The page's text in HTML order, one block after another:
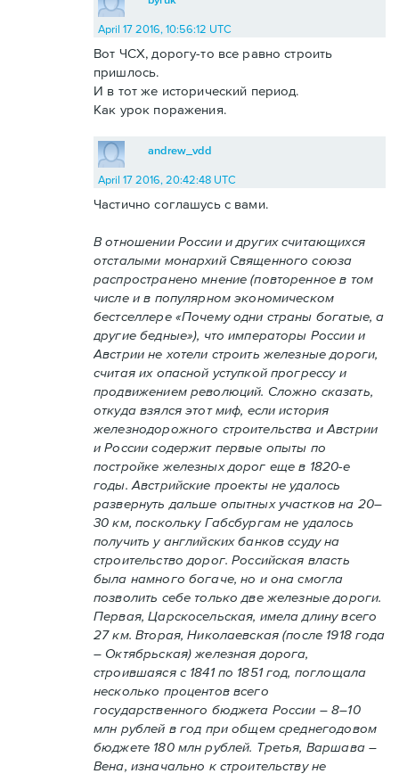
April 17 2016, 10:56:12 UTC
Вот ЧСХ, дорогу-то все равно строить
пришлось.
И в тот же исторический период.
Как урок поражения.
andrew_vdd
April 17 2016, 20:42:48 UTC
Частично соглашусь с вами.
В отношении России и других считающихся
отсталыми монархий Священного союза
распространено мнение (повторенное в том
числе и в популярном экономическом
бестселлере «Почему одни страны богатые, а
другие бедные»), что императоры России и
Австрии не хотели строить железные дороги,
считая их опасной уступкой прогрессу и
продвижением революций. Сложно сказать,
откуда взялся этот миф, если история
железнодорожного строительства и Австрии
и России содержит первые опыты по
постройке железных дорог еще в 1820-е
годы. Австрийские проекты не удалось
развернуть дальше опытных участков на 20–
30 км, поскольку Габсбургам не удалось
получить у английских банков ссуду на
строительство дорог. Российская власть
была намного богаче, но и она смогла
позволить себе только две железные дороги.
Первая, Царскосельская, имела длину всего
27 км. Вторая, Николаевская (после 1918 года
– Октябрьская) железная дорога,
строившаяся с 1841 по 1851 год, поглощала
несколько процентов всего
государственного бюджета России – 8–10
млн рублей в год при общем среднегодовом
бюджете 180 млн рублей. Третья, Варшава –
Вена, изначально к строительству не